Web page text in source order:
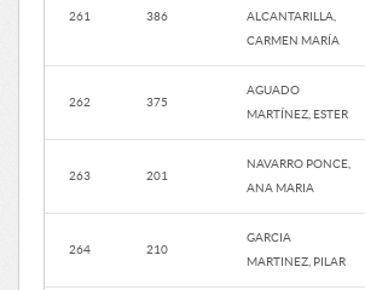
261 386
ALCANTARILLA,
CARMEN MARÍA
262 375
AGUADO
MARTÍNEZ, ESTER
263 201
NAVARRO PONCE,
ANA MARIA
264 210
GARCIA
MARTINEZ, PILAR